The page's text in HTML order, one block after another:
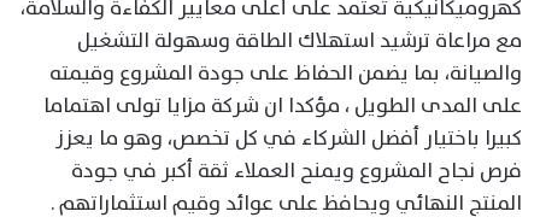
كهروميكانيكية تعتمد على أعلى معايير الكفاءة والسلامة،
مع مراعاة ترشيد استهلاك الطاقة وسهولة التشغيل
والصيانة، بما يضمن الحفاظ على جودة المشروع وقيمته
على المدى الطويل ، مؤكدا ان شركة مزايا تولى اهتماما
كبيرا باختيار أفضل الشركاء في كل تخصص، وهو ما يعزز
فرص نجاح المشروع ويمنح العملاء ثقة أكبر في جودة
المنتج النهائي ويحافظ على عوائد وقيم استثماراتهم .